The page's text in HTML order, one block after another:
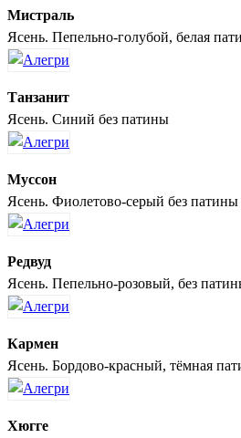
Мистраль
Ясень. Пепельно-голубой, белая
Танзанит
Ясень. Синий без патины
Муссон
Ясень. Фиолетово-серый без патины
Редвуд
Ясень. Пепельно-розовый, без
Кармен
Ясень. Бордово-красный, тёмная
Хюгге